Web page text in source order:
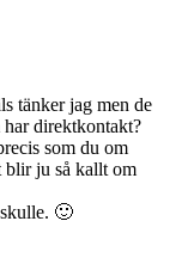
tänker jag men de
har direktkontakt?
som du om
blir ju så kallt om
🙂